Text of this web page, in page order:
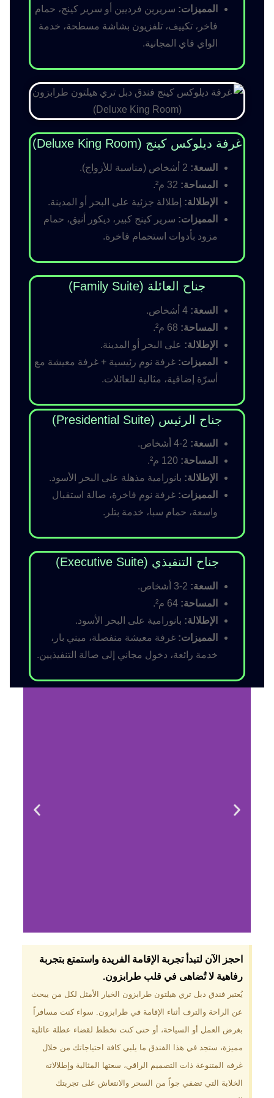
المميزات: سريرين فرديين أو سرير كينج، حمام
فاخر، تكييف، تلفزيون بشاشة مسطحة، خدمة
الواي فاي المجانية.
غرفة ديلوكس كينج (Deluxe King Room)
السعة:
المساحة:
الإطلالة: إطلالة جزئية على البحر أو المدينة.
المميزات: سرير كينج كبير، ديكور أنيق، حمام
مزود بأدوات استحمام فاخرة.
جناح العائلة (Family Suite)
السعة:
المساحة:
الإطلالة: على البحر أو المدينة.
المميزات: غرفة نوم رئيسية + غرفة معيشة مع
أسرّة إضافية، مثالية للعائلات.
جناح الرئيس (Presidential Suite)
السعة:
المساحة:
الإطلالة: بانورامية مذهلة على البحر الأسود.
المميزات: غرفة نوم فاخرة، صالة استقبال
واسعة، حمام سبا، خدمة بتلر.
جناح التنفيذي (Executive Suite)
السعة:
المساحة:
الإطلالة: بانورامية على البحر الأسود.
المميزات: غرفة معيشة منفصلة، ميني بار،
خدمة رائعة، دخول مجاني إلى صالة التنفيذيين.
لماذا تختار فندق دبل
تري هيلتون
طرابزون؟
موقع مميز في قلب طرابزون بالقرب
من أهم المعالم السياحية. إطلالات
الخضراء. مرافق متكاملة تشمل
مسبحًا داخليًا، سبا، صالة ألعاب
رياضية، ومطاعم عالمية.
احجز الآن لتبدأ تجربة الإقامة الفريدة واستمتع بتجربة
رفاهية لا تُضاهى في قلب طرابزون.​
يُعتبر فندق دبل تري هيلتون طرابزون الخيار الأمثل لكل من يبحث
عن الراحة والترف أثناء الإقامة في طرابزون. سواء كنت مسافراً
بغرض العمل أو السياحة، أو حتى كنت تخطط لقضاء عطلة عائلية
مميزة، ستجد في هذا الفندق ما يلبي كافة احتياجاتك من خلال
غرفه المتنوعة ذات التصميم الراقي، سعتها المثالية وإطلالاته
الخلابة التي تضفي جواً من السحر والانتعاش على تجربتك